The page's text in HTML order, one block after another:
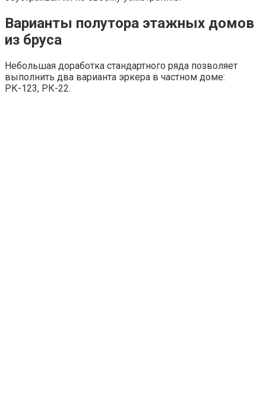
Варианты полутора этажных домов
из бруса
Небольшая доработка стандартного ряда позволяет
выполнить два варианта эркера в частном доме:
РК-123, РК-22.